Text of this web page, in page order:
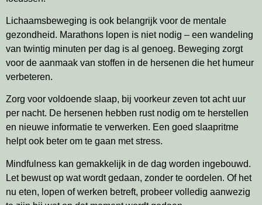
Lichaamsbeweging is ook belangrijk voor de mentale
gezondheid. Marathons lopen is niet nodig – een wandeling
van twintig minuten per dag is al genoeg. Beweging zorgt
voor de aanmaak van stoffen in de hersenen die het humeur
verbeteren.
Zorg voor voldoende slaap, bij voorkeur zeven tot acht uur
per nacht. De hersenen hebben rust nodig om te herstellen
en nieuwe informatie te verwerken. Een goed slaapritme
helpt ook beter om te gaan met stress.
Mindfulness kan gemakkelijk in de dag worden ingebouwd.
Let bewust op wat wordt gedaan, zonder te oordelen. Of het
nu eten, lopen of werken betreft, probeer volledig aanwezig